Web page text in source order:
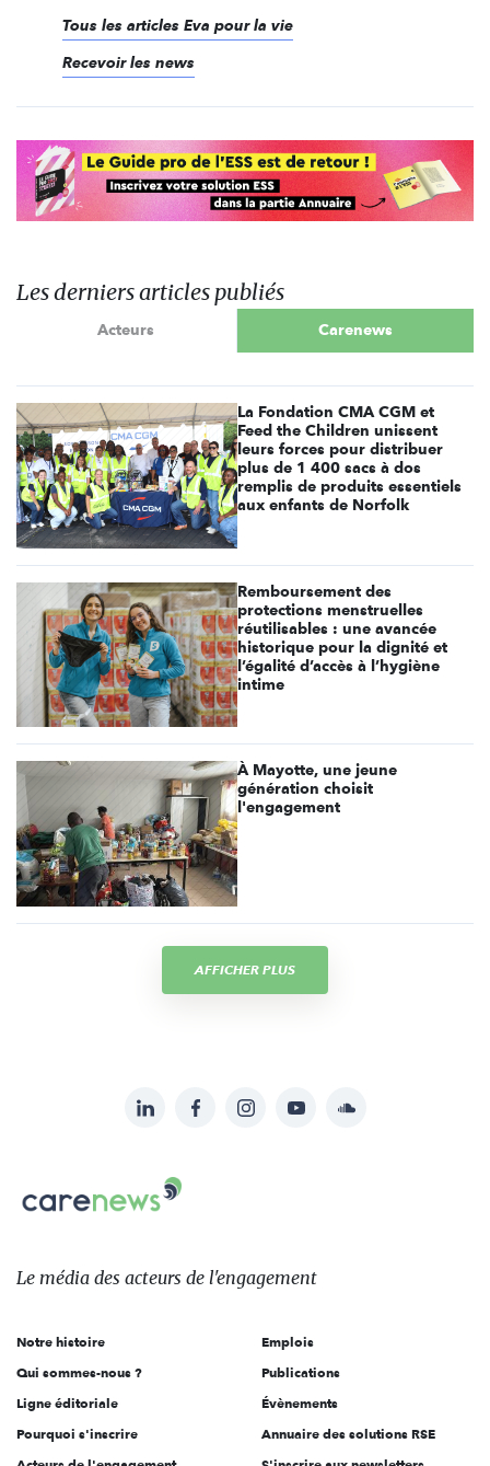
Tous les articles Eva pour la vie
Recevoir les news
Les derniers articles publiés
Acteurs Carenews
La Fondation CMA CGM et
Feed the Children unissent
leurs forces pour distribuer
plus de 1 400 sacs à dos
remplis de produits essentiels
aux enfants de Norfolk
Remboursement des
protections menstruelles
réutilisables : une avancée
historique pour la dignité et
l’égalité d’accès à l’hygiène
intime
À Mayotte, une jeune
génération choisit
l'engagement
AFFICHER PLUS
sur:
LinkedInFacebookInstagramYouTubeSoundcloud
Carenews,
Le
des
l'engagement
Le média des acteurs de l'engagement
Notre histoire
Qui sommes-nous ?
Ligne éditoriale
Pourquoi s'inscrire
Emplois
Publications
Évènements
Annuaire des solutions RSE